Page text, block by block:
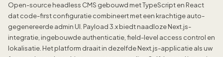
Open-source headless CMS gebouwd met TypeScript en React
dat code-first configuratie combineert met een krachtige auto-
gegenereerde admin UI. Payload 3.x biedt naadloze Next.js-
integratie, ingebouwde authenticatie, field-level access control en
lokalisatie. Het platform draait in dezelfde Next.js-applicatie als uw